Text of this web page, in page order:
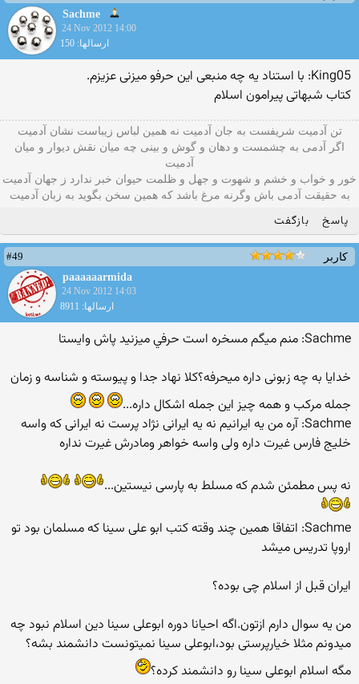
Sachme
24 Nov 2012 14:00
ارسالها: 150
King05: با استناد یه چه منبعی این حرفو میزنی عزیزم.
کتاب شبهاتی پیرامون اسلام
تن آدمیت شریفست به جان آدمیت نه همین لباس زیباست نشان آدمیت
اگر آدمی به چشمست و دهان و گوش و بينی چه میان نقش دیوار و میان
آدمیت
خور و خواب و خشم و شهوت و جهل و ظلمت حیوان خبر ندارد ز جهان آدمیت
به حقیقت آدمی باش وگرنه مرغ باشد که همین سخن بگوید به زبان آدميت
پاسخ بازگفت
کاربر
#49
paaaaaarmida
24 Nov 2012 14:03
ارسالها: 8911
Sachme: منم ميگم مسخره است حرفي ميزنيد پاش وايستا
خدایا به چه زبونی داره میحرفه؟کلا نهاد جدا و پیوسته و شناسه و زمان
جمله مرکب و همه چیز این جمله اشکال داره...
Sachme: آره من يه ايرانيم نه یه ایرانی نژاد پرست نه ایرانی که واسه
خلیج فارس غیرت داره ولی واسه خواهر ومادرش غیرت نداره
نه پس مطمئن شدم که مسلط به پارسی نیستین...
Sachme: اتفاقا همین چند وقته کتب ابو علی سینا که مسلمان بود تو
اروپا تدریس میشد
ایران قبل از اسلام چی بوده؟
من یه سوال دارم ازتون.اگه احیانا دوره ابوعلی سینا دین اسلام نبود چه
میدونم مثلا خیارپرستی بود،ابوعلی سینا نمیتونست دانشمند بشه؟
مگه اسلام ابوعلی سینا رو دانشمند کرده؟